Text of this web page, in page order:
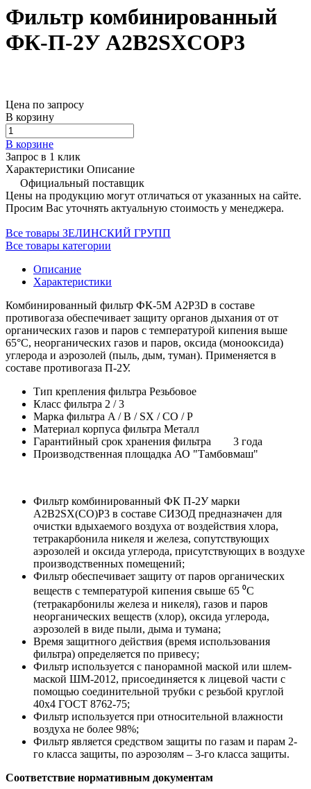
Фильтр комбинированный
ФК-П-2У A2B2SXCOP3
Цена по запросу
В корзину
В корзине
Запрос в 1 клик
Характеристики Описание
Официальный поставщик
Цены на продукцию могут отличаться от указанных на сайте.
Просим Вас уточнять актуальную стоимость у менеджера.
Все товары ЗЕЛИНСКИЙ ГРУПП
Все товары категории
Описание
Характеристики
Комбинированный фильтр ФК-5М A2P3D в составе
противогаза обеспечивает защиту органов дыхания от от
органических газов и паров с температурой кипения выше
65°С, неорганических газов и паров, оксида (монооксида)
углерода и аэрозолей (пыль, дым, туман). Применяется в
составе противогаза П-2У.
Тип крепления фильтра Резьбовое
Класс фильтра 2 / 3
Марка фильтра A / B / SX / СО / P
Материал корпуса фильтра Металл
Гарантийный срок хранения фильтра
3 года
Производственная площадка АО "Тамбовмаш"
Фильтр комбинированный ФК П-2У марки
А2В2SX(СО)P3 в составе СИЗОД предназначен для
очистки вдыхаемого воздуха от воздействия хлора,
тетракарбонила никеля и железа, сопутствующих
аэрозолей и оксида углерода, присутствующих в воздухе
производственных помещений;
Фильтр обеспечивает защиту от паров органических
веществ с температурой кипения cвыше 65 ⁰С
(тетракарбонилы железа и никеля), газов и паров
неорганических веществ (хлор), оксида углерода,
аэрозолей в виде пыли, дыма и тумана;
Время защитного действия (время использования
фильтра) определяется по привесу;
Фильтр используется с панорамной маской или шлем-
маской ШМ-2012, присоединяется к лицевой части с
помощью соединительной трубки с резьбой круглой
40х4 ГОСТ 8762-75;
Фильтр используется при относительной влажности
воздуха не более 98%;
Фильтр является средством защиты по газам и парам 2-
го класса защиты, по аэрозолям – 3-го класса защиты.
Соответствие нормативным документам